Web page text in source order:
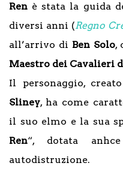
Ren è stata la guida
diversi anni (Regno
all’arrivo di Ben Solo,
Maestro dei Cavalieri
Il personaggio,
Sliney, ha come
il suo elmo e la sua
Ren“, dotata
autodistruzione.